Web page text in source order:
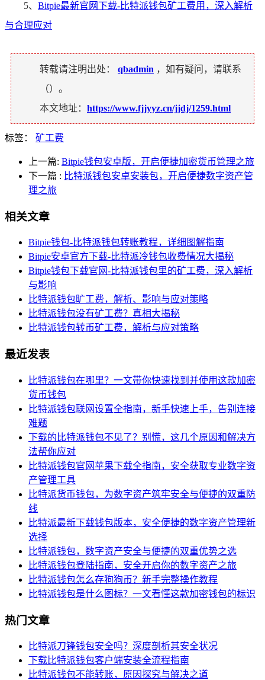
5、 Bitpie最新官网下载-比特派钱包矿工费用，深入解析
与合理应对
转载请注明出处： qbadmin ，如有疑问，请联系
（）。
本文地址： https://www.fjjyyz.cn/jjdj/1259.html
标签： 矿工费
上一篇: Bitpie钱包安卓版，开启便捷加密货币管理之旅
下一篇 : 比特派钱包安卓安装包，开启便捷数字资产管
理之旅
相关文章
Bitpie钱包-比特派钱包转账教程，详细图解指南
Bitpie安卓官方下载-比特派冷钱包收费情况大揭秘
Bitpie钱包下载官网-比特派钱包里的矿工费，深入解析
与影响
比特派钱包旷工费，解析、影响与应对策略
比特派钱包没有矿工费？真相大揭秘
比特派钱包转币矿工费，解析与应对策略
最近发表
比特派钱包在哪里？一文带你快速找到并使用这款加密
货币钱包
比特派钱包联网设置全指南，新手快速上手，告别连接
难题
下载的比特派钱包不见了？别慌，这几个原因和解决方
法帮你应对
比特派钱包官网苹果下载全指南，安全获取专业数字资
产管理工具
比特派货币钱包，为数字资产筑牢安全与便捷的双重防
线
比特派最新下载钱包版本，安全便捷的数字资产管理新
选择
比特派钱包，数字资产安全与便捷的双重优势之选
比特派钱包登陆指南，安全开启你的数字资产之旅
比特派钱包怎么存狗狗币？新手完整操作教程
比特派钱包是什么图标？一文看懂这款加密钱包的标识
热门文章
比特派刀锋钱包安全吗？深度剖析其安全状况
下载比特派钱包客户端安装全流程指南
比特派钱包不能转账，原因探究与解决之道